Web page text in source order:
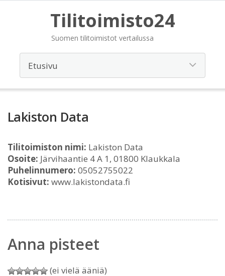
Tilitoimisto24
Suomen tilitoimistot vertailussa
Lakiston Data
Tilitoimiston nimi: Lakiston Data
Osoite: Järvihaantie 4 A 1, 01800 Klaukkala
Puhelinnumero: 05052755022
Kotisivut: www.lakistondata.fi
Anna pisteet
(ei vielä ääniä)